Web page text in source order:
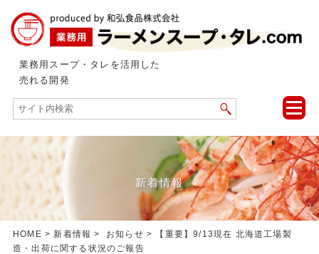
業務用スープ・タレを活用した
売れる開発
toggle
新着情報
HOME >新着情報 > お知らせ > 【重要】9/13現在 北海道工場製
造・出荷に関する状況のご報告